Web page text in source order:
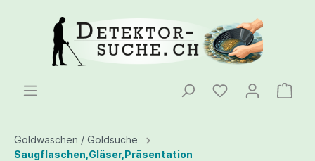
Goldwaschen / Goldsuche
Saugflaschen,Gläser,Präsentation